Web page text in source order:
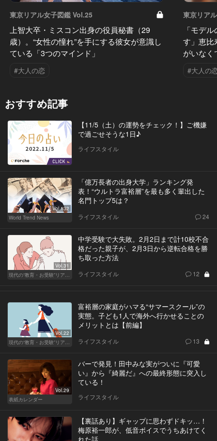
東京リアル女子図鑑 Vol.25
上智大卒・ミスコン出身の役員秘書（29
歳）。“女性の憧れ”を手にする彼女が意識し
ている「3つのマインド」
#大人の恋
東京リア
「モデ
す」恵比
がいな
#大人の
おすすめ記事
【11/5（土）の運勢をチェック！】ご機嫌
で過ごせそうな1日♪
ライフスタイル
Vol.132
World Trend News
「億万長者の出身大学」ランキング発
表！“ウルトラ富裕層”を最も多く輩出した
名門トップ5は？
ライフスタイル 24
Vol.31
現代の“教育・お受験”リアルドキュメント
中学受験で大失敗。2月2日まで計10校不合
格だった親子が、2月3日から逆転合格を勝
ち取った方法
ライフスタイル 12
Vol.22
現代の“教育・お受験”リアルドキュメント
富裕層の家庭がハマる“サマースクール”の
実態。子ども1人で海外へ行かせることの
メリットとは【前編】
ライフスタイル 13
Vol.29
表紙カレンダー
バーで発見！田中みな実がついに『可愛
い』から『綺麗だ』への最終形態に突入し
ている！
ライフスタイル
【裏話あり】ギャップに思わずドキッ…！
梅原裕一郎が、低音ボイスでうちあけてく